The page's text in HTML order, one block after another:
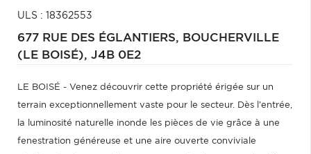
ULS : 18362553
677 RUE DES ÉGLANTIERS, BOUCHERVILLE
(LE BOISÉ), J4B 0E2
LE BOISÉ - Venez découvrir cette propriété érigée sur un
terrain exceptionnellement vaste pour le secteur. Dès l'entrée,
la luminosité naturelle inonde les pièces de vie grâce à une
fenestration généreuse et une aire ouverte conviviale